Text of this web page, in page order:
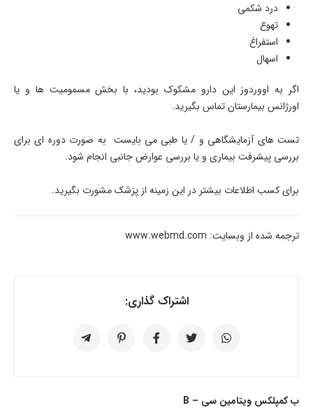
درد شکمی
تهوع
استفراغ
اسهال
اگر به اووردوز این دارو مشکوک بودید، با بخش مسمومیت ها و یا
اورژانس بیمارستان تماس بگیرید.
تست های آزمایشگاهی و / یا طبی می بایست به صورت دوره ای برای
بررسی پیشرفت بیماری و یا بررسی عوارض جانبی انجام شود.
برای کسب اطلاعات بیشتر در این زمینه از پزشک مشورت بگیرید.
ترجمه شده از وبسایت: www.webmd.com
اشتراک گذاری:
ب کمپلکس ویتامین سی – B